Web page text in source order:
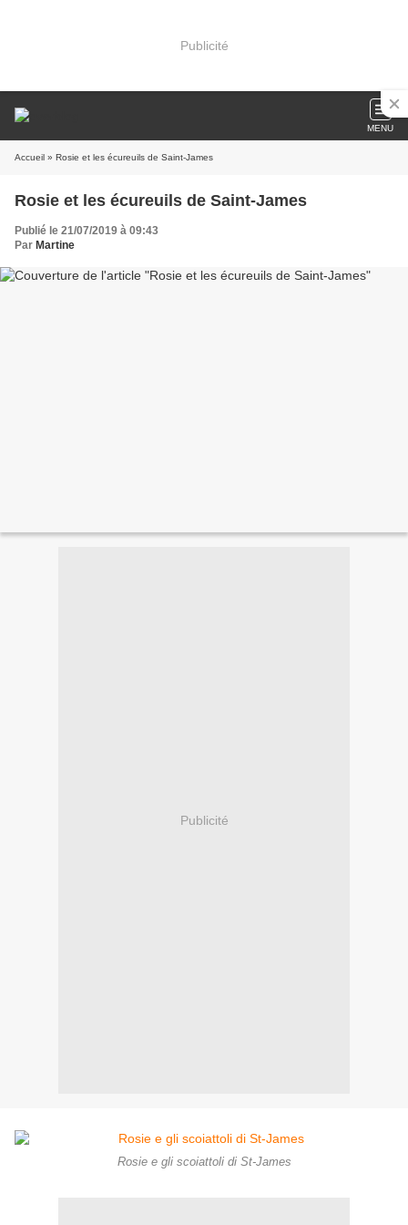
Publicité
MENU
Accueil » Rosie et les écureuils de Saint-James
Rosie et les écureuils de Saint-James
Publié le 21/07/2019 à 09:43
Par Martine
Publicité
Rosie e gli scoiattoli di St-James